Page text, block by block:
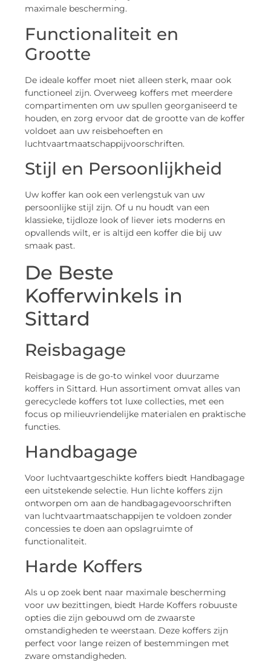
maximale bescherming.
Functionaliteit en
Grootte
De ideale koffer moet niet alleen sterk, maar ook
functioneel zijn. Overweeg koffers met meerdere
compartimenten om uw spullen georganiseerd te
houden, en zorg ervoor dat de grootte van de koffer
voldoet aan uw reisbehoeften en
luchtvaartmaatschappijvoorschriften.
Stijl en Persoonlijkheid
Uw koffer kan ook een verlengstuk van uw
persoonlijke stijl zijn. Of u nu houdt van een
klassieke, tijdloze look of liever iets moderns en
opvallends wilt, er is altijd een koffer die bij uw
smaak past.
De Beste
Kofferwinkels in
Sittard
Reisbagage
Reisbagage is de go-to winkel voor duurzame
koffers in Sittard. Hun assortiment omvat alles van
gerecyclede koffers tot luxe collecties, met een
focus op milieuvriendelijke materialen en praktische
functies.
Handbagage
Voor luchtvaartgeschikte koffers biedt Handbagage
een uitstekende selectie. Hun lichte koffers zijn
ontworpen om aan de handbagagevoorschriften
van luchtvaartmaatschappijen te voldoen zonder
concessies te doen aan opslagruimte of
functionaliteit.
Harde Koffers
Als u op zoek bent naar maximale bescherming
voor uw bezittingen, biedt Harde Koffers robuuste
opties die zijn gebouwd om de zwaarste
omstandigheden te weerstaan. Deze koffers zijn
perfect voor lange reizen of bestemmingen met
zware omstandigheden.